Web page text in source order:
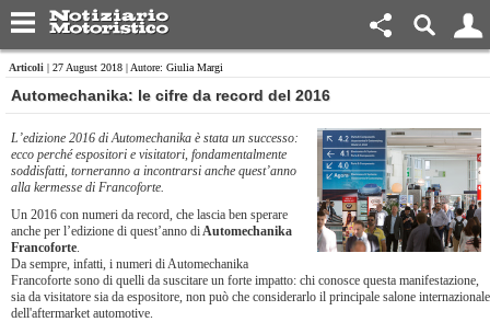
Articoli | 27 August 2018 | Autore: Giulia Margi
​Automechanika: le cifre da record del 2016
L’edizione 2016 di Automechanika è stata un successo:
ecco perché espositori e visitatori, fondamentalmente
soddisfatti, torneranno a incontrarsi anche quest’anno
alla kermesse di Francoforte.
Un 2016 con numeri da record, che lascia ben sperare
anche per l’edizione di quest’anno diAutomechanika
Francoforte.
Da sempre, infatti, i numeri di Automechanika
Francoforte sono di quelli da suscitare un forte impatto: chi conosce questa manifestazione,
sia da visitatore sia da espositore, non può che considerarlo il principale salone internazionale
dell'aftermarket automotive.